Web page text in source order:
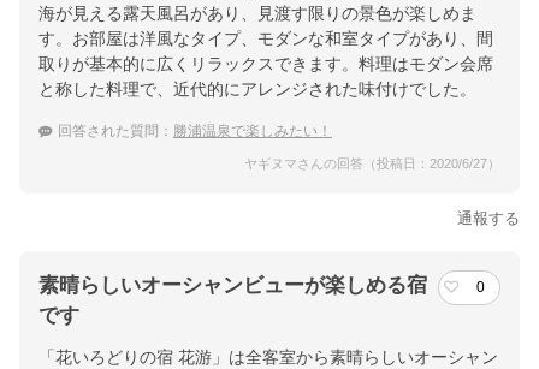
海が見える露天風呂があり、見渡す限りの景色が楽しめま
す。お部屋は洋風なタイプ、モダンな和室タイプがあり、間
取りが基本的に広くリラックスできます。料理はモダン会席
と称した料理で、近代的にアレンジされた味付けでした。
回答された質問： 勝浦温泉で楽しみたい！
ヤギヌマさんの回答（投稿日：2020/6/27）
通報する
素晴らしいオーシャンビューが楽しめる宿
です
0
「花いろどりの宿 花游」は全客室から素晴らしいオーシャン